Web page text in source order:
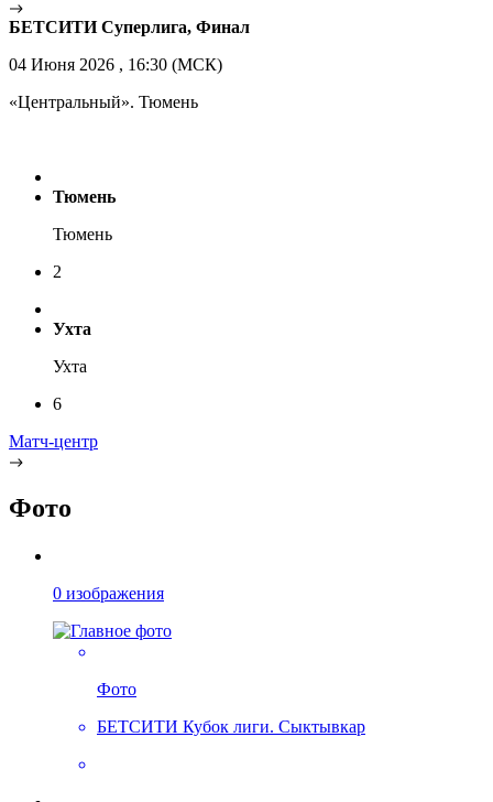
БЕТСИТИ Суперлига, Финал
04 Июня 2026 , 16:30 (МСК)
«Центральный». Тюмень
Тюмень
Тюмень
2
Ухта
Ухта
6
Матч-центр
Фото
0 изображения
Фото
БЕТСИТИ Кубок лиги. Сыктывкар